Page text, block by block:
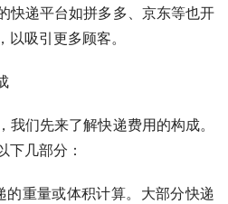
快递平台如拼多多、京东等也开
吸引更多顾客。
们先来了解快递费用的构成。
下几部分：
的重量或体积计算。大部分快递